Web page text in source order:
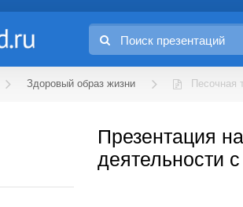
Здоровый образ жизни Песочная
Презентация
деятельности